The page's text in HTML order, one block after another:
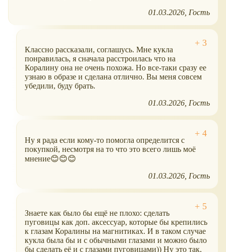
01.03.2026 Гость
Классно рассказали, соглашусь. Мне кукла
понравилась, я сначала расстроилась что на
Коралину она не очень похожа. Но все-таки сразу ее
узнаю в образе и сделана отлично. Вы меня совсем
убедили, буду брать.
01.03.2026 Гость
Ну я рада если кому-то помогла определится с
покупкой, несмотря на то что это всего лишь моё
мнение😊😊😊
01.03.2026 Гость
Знаете как было бы ещё не плохо: сделать
пуговицы как доп. аксессуар, которые бы крепились
к глазам Коралины на магнитиках. И в таком случае
кукла была бы и с обычными глазами и можно было
бы сделать её и с глазами пуговицами)) Ну это так,